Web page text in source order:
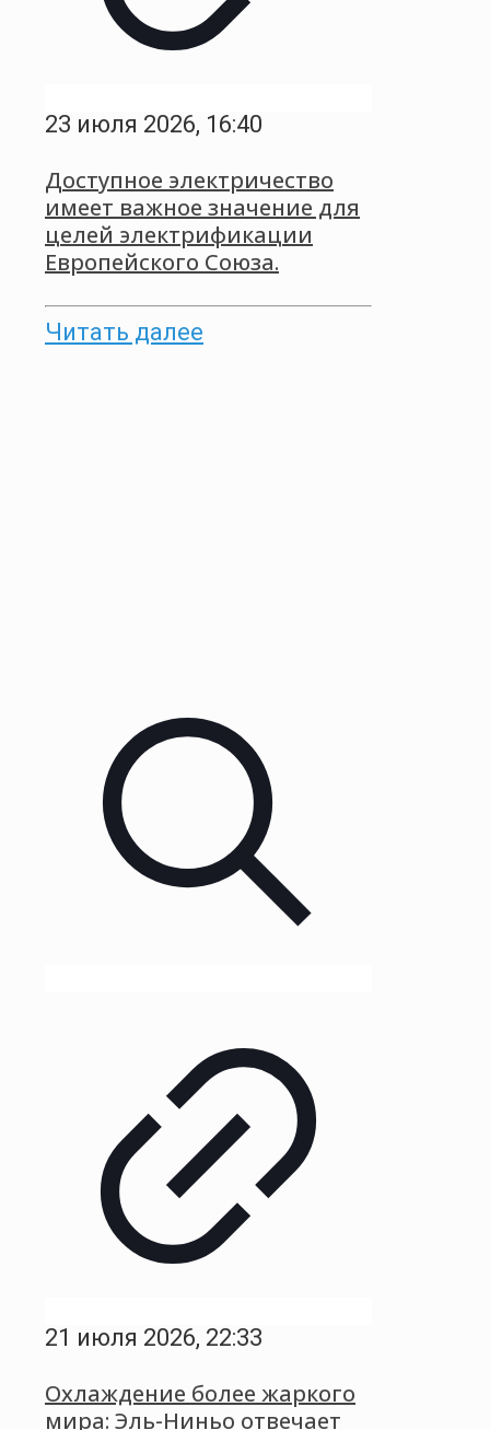
23 июля 2026, 16:40
Доступное электричество
имеет важное значение для
целей электрификации
Европейского Союза.
Читать далее
21 июля 2026, 22:33
Охлаждение более жаркого
мира: Эль-Ниньо отвечает